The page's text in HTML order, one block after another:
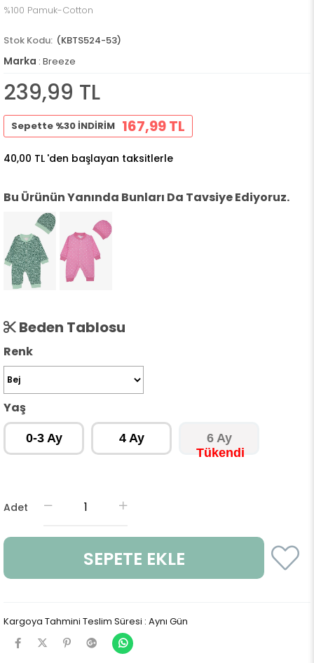
%100 Pamuk-Cotton
(KBTS524-53)
Marka : Breeze
239,99 TL
Sepette %30 İNDİRİM 167,99 TL
40,00 TL 'den başlayan taksitlerle
Bu Ürünün Yanında Bunları Da Tavsiye Ediyoruz.
Beden Tablosu
Renk
Yaş
0-3 Ay 4 Ay 6 Ay
Adet
Kargoya Tahmini Teslim Süresi : Aynı Gün